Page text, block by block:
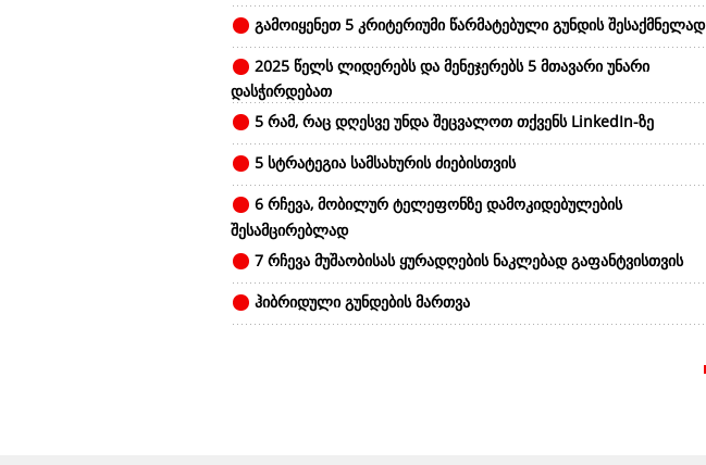
გამოიყენეთ 5 კრიტერიუმი წარმატებული გუნდის შესაქმნელად
2025 წელს ლიდერებს და მენეჯერებს 5 მთავარი უნარი
დასჭირდებათ
5 რამ, რაც დღესვე უნდა შეცვალოთ თქვენს LinkedIn-ზე
5 სტრატეგია სამსახურის ძიებისთვის
6 რჩევა, მობილურ ტელეფონზე დამოკიდებულების
შესამცირებლად
7 რჩევა მუშაობისას ყურადღების ნაკლებად გაფანტვისთვის
ჰიბრიდული გუნდების მართვა